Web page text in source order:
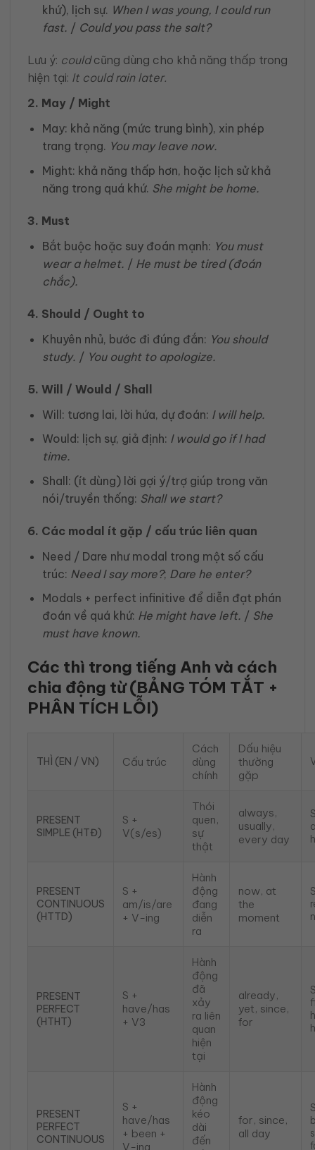
khứ), lịch sự. When I was young, I could run
fast. / Could you pass the salt?
Lưu ý: couldcũng dùng cho khả năng thấp trong
hiện tại: It could rain later.
2. May / Might
May: khả năng (mức trung bình), xin phép
trang trọng. You may leave now.
Might: khả năng thấp hơn, hoặc lịch sử khả
năng trong quá khứ. She might be home.
3. Must
Bắt buộc hoặc suy đoán mạnh: You must
wear a helmet. / He must be tired (đoán
chắc).
4. Should / Ought to
Khuyên nhủ, bước đi đúng đắn: You should
study. / You ought to apologize.
5. Will / Would / Shall
Will: tương lai, lời hứa, dự đoán: I will help.
Would: lịch sự, giả định: I would go if I had
time.
Shall: (ít dùng) lời gợi ý/trợ giúp trong văn
nói/truyền thống: Shall we start?
6. Các modal ít gặp / cấu trúc liên quan
Need / Dare như modal trong một số cấu
trúc: Need I say more?; Dare he enter?
Modals + perfect infinitive để diễn đạt phán
đoán về quá khứ: He might have left. / She
must have known.
Các thì trong tiếng Anh và cách
chia động từ (BẢNG TÓM TẮT +
PHÂN TÍCH LỖI)
THÌ (EN / VN) Cấu trúc
Cách
dùng
chính
Dấu hiệu
thường
gặp
PRESENT
SIMPLE (HTĐ)
S +
V(s/es)
Thói
quen,
sự
thật
always,
usually,
every day
PRESENT
CONTINUOUS
(HTTD)
S +
am/is/are
+ V-ing
Hành
động
đang
diễn
ra
now, at
the
moment
PRESENT
PERFECT
(HTHT)
S +
have/has
+ V3
Hành
động
đã
xảy
ra liên
quan
hiện
tại
already,
yet, since,
for
PRESENT
PERFECT
CONTINUOUS
S +
have/has
+ been +
V-ing
Hành
động
kéo
dài
đến
for, since,
all day